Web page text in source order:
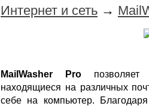
Интернет и сеть →
MailWasher Pro позволяет
находящиеся на различных
себе на компьютер.